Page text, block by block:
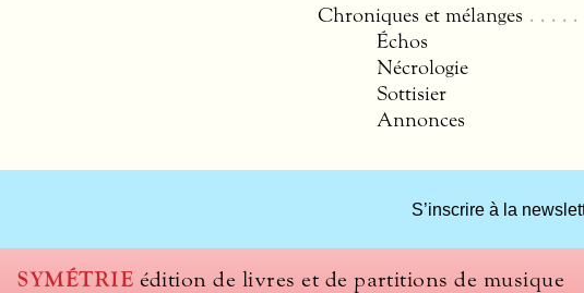
Chroniques et mélanges
Échos
Nécrologie
Sottisier
Annonces
should
we
S’inscrire à la
SYMÉTRIE édition de livres et de partitions de musique